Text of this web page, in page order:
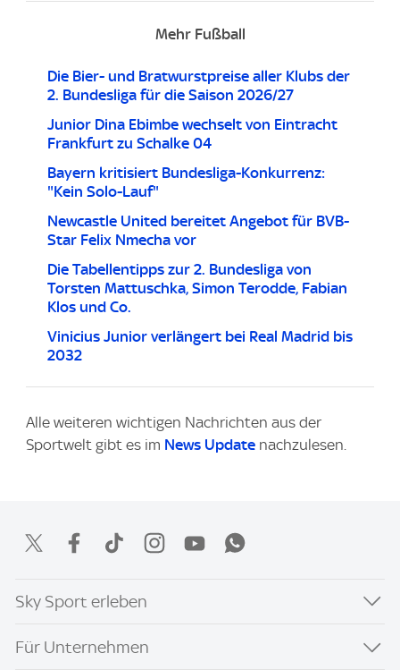
Mehr Fußball
Die Bier- und Bratwurstpreise aller Klubs der
2. Bundesliga für die Saison 2026/27
Junior Dina Ebimbe wechselt von Eintracht
Frankfurt zu Schalke 04
Bayern kritisiert Bundesliga-Konkurrenz:
"Kein Solo-Lauf"
Newcastle United bereitet Angebot für BVB-
Star Felix Nmecha vor
Die Tabellentipps zur 2. Bundesliga von
Torsten Mattuschka, Simon Terodde, Fabian
Klos und Co.
Vinicius Junior verlängert bei Real Madrid bis
2032
Alle weiteren wichtigen Nachrichten aus der
Sportwelt gibt es im News Update nachzulesen.
Sky Sport erleben
Für Unternehmen